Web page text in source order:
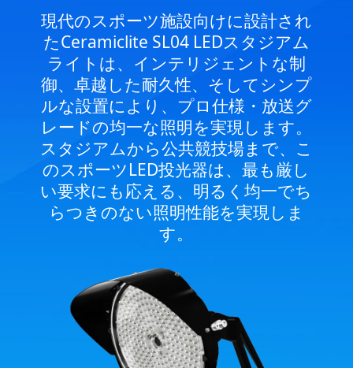
現代のスポーツ施設向けに設計され
たCeramiclite SL04 LEDスタジアム
ライトは、インテリジェントな制
御、卓越した耐久性、そしてシンプ
ルな設置により、プロ仕様・放送グ
レードの均一な照明を実現します。
スタジアムから公共競技場まで、こ
のスポーツLED投光器は、最も厳し
い要求にも応える、明るく均一でち
らつきのない照明性能を実現しま
す。